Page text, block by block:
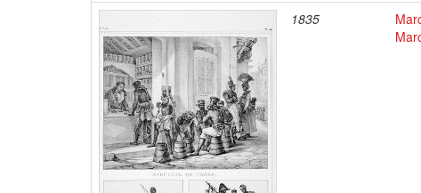
1835